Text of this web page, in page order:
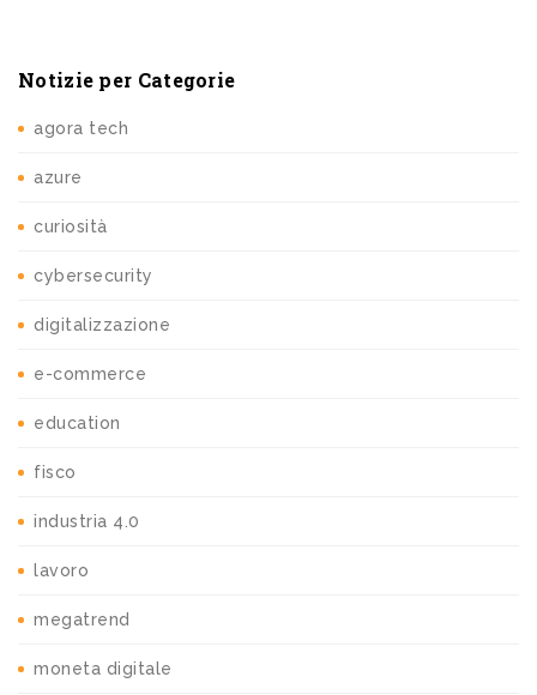
Notizie per Categorie
agora tech
azure
curiosità
cybersecurity
digitalizzazione
e-commerce
education
fisco
industria 4.0
lavoro
megatrend
moneta digitale